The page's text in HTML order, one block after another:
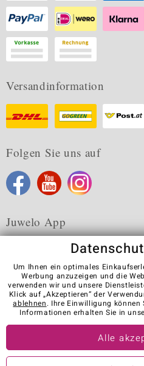
Versandinformation
Folgen Sie uns auf
Juwelo App
Karriere AGB
Kontakt
Visit our stores in
Um Ihnen ein optimales
Werbung anzuzeigen und die
verwenden wir und unsere
Klick auf „Akzeptieren“ der
ablehnen. Ihre Einwilligung können
Informationen erhalten Sie in
Alle